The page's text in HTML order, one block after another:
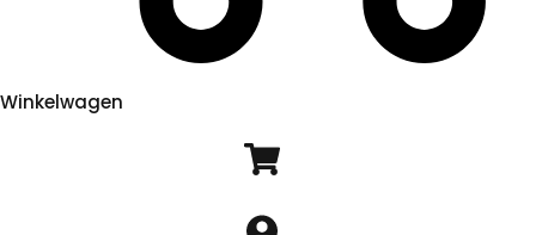
Winkelwagen